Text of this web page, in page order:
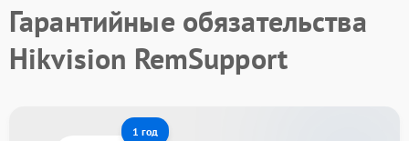
Гарантийные обязательства
Hikvision RemSupport
1 год